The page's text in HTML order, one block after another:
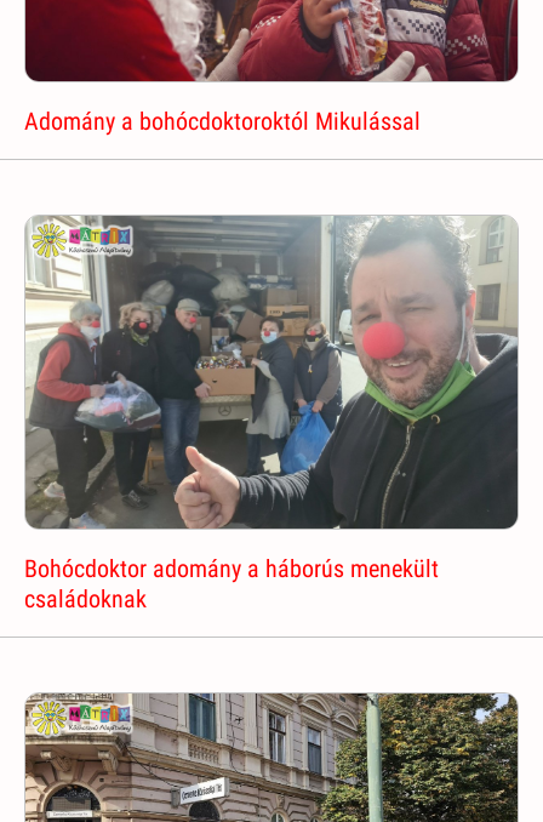
Adomány a bohócdoktoroktól Mikulással
Bohócdoktor adomány a háborús menekült
családoknak